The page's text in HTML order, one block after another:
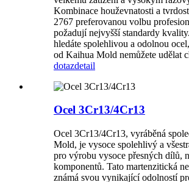
Kombinace houževnatosti a
2767 preferovanou volbu
požadují nejvyšší standardy
hledáte spolehlivou a odolnou
od Kaihua Mold nemůžete udělat
dotazdetail
Ocel 3Cr13/4Cr13
Ocel 3Cr13/4Cr13, vyráběná
Mold, je vysoce spolehlivý a
pro výrobu vysoce přesných dílů,
komponentů. Tato martenzitická
známá svou vynikající odolností